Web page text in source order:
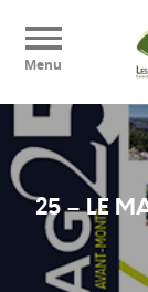
Menu
25 – LE
Panneau de gestion